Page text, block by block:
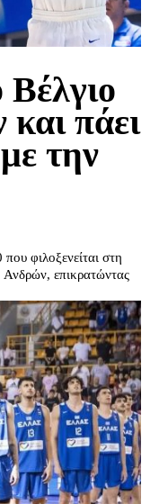
πάει
την
φιλοξενείται στη
επικρατώντας